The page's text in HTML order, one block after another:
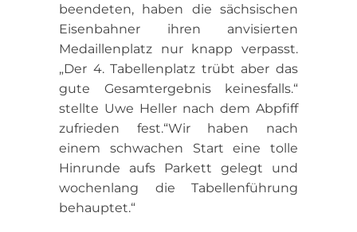
beendeten, haben die sächsischen
Eisenbahner ihren anvisierten
Medaillenplatz nur knapp verpasst.
„Der 4. Tabellenplatz trübt aber das
gute Gesamtergebnis keinesfalls.“
stellte Uwe Heller nach dem Abpfiff
zufrieden fest.“Wir haben nach
einem schwachen Start eine tolle
Hinrunde aufs Parkett gelegt und
wochenlang die Tabellenführung
behauptet.“